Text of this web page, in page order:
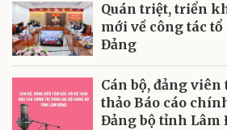
Quán triệt, triển
mới về công tác
Đảng
Cán bộ, đảng viên
thảo Báo cáo
Đảng bộ tỉnh Lâm